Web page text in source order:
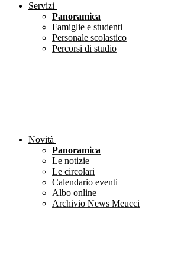
Servizi
Panoramica
Famiglie e studenti
Personale scolastico
Percorsi di studio
Novità
Panoramica
Le notizie
Le circolari
Calendario eventi
Albo online
Archivio News Meucci